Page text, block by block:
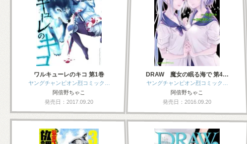
ワルキューレのキコ 第1巻
ヤングチャンピオン烈コミック…
阿倍野ちゃこ
発売日：2017.09.20
DRAW 魔女の眠る海で 第4…
ヤングチャンピオン烈コミック…
阿倍野ちゃこ
発売日：2016.09.20